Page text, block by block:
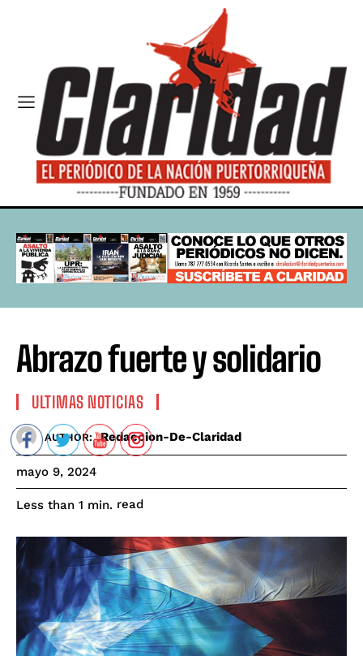
Abrazo fuerte y solidario
ULTIMAS NOTICIAS
AUTHOR: Redaccion-De-Claridad
mayo 9, 2024
Less than 1 min. read